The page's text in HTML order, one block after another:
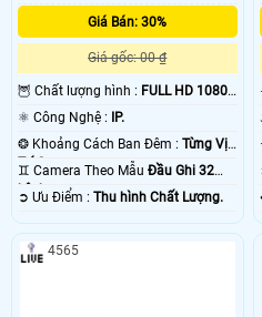
Giá Bán: 30%
Giá gốc: 00 ₫
🦉 Chất lượng hình : FULL HD 1080P
⚛️ Công Nghệ : IP.
❂ Khoảng Cách Ban Đêm : Từng Vị
Trí Camera .
♊ Camera Theo Mẫu Đầu Ghi 32
kênh.
️➲ Ưu Điểm : Thu hình Chất Lượng.
4565